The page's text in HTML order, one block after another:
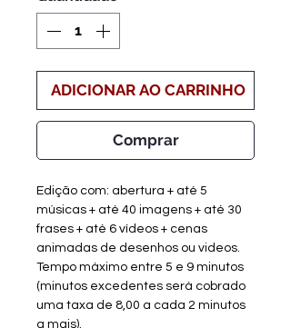
ADICIONAR AO CARRINHO
Comprar
Edição com: abertura + até 5
músicas + até 40 imagens + até 30
frases + até 6 vídeos + cenas
animadas de desenhos ou videos.
Tempo máximo entre 5 e 9 minutos
(minutos excedentes será cobrado
uma taxa de 8,00 a cada 2 minutos
a mais).